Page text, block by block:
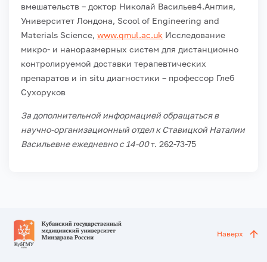
вмешательств – доктор Николай Васильев4.Англия,
Университет Лондона, Scool of Engineering and
Materials Science, www.qmul.ac.uk Исследование
микро- и наноразмерных систем для дистанционно
контролируемой доставки терапевтических
препаратов и in situ диагностики – профессор Глеб
Сухоруков
За дополнительной информацией обращаться в
научно-организационный отдел к Ставицкой Наталии
Васильевне ежедневно с 14-00т. 262-73-75
Наверх